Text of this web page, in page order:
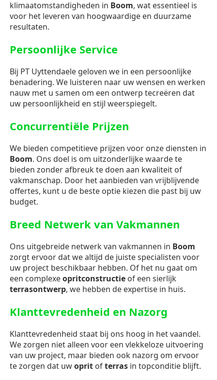
klimaatomstandigheden in Boom, wat essentieel is
voor het leveren van hoogwaardige en duurzame
resultaten.
Persoonlijke Service
Bij PT Uyttendaele geloven we in een persoonlijke
benadering. We luisteren naar uw wensen en werken
nauw met u samen om een ontwerp tecreëren dat
uw persoonlijkheid en stijl weerspiegelt.
Concurrentiële Prijzen
We bieden competitieve prijzen voor onze diensten in
Boom. Ons doel is om uitzonderlijke waarde te
bieden zonder afbreuk te doen aan kwaliteit of
vakmanschap. Door het aanbieden van vrijblijvende
offertes, kunt u de beste optie kiezen die past bij uw
budget.
Breed Netwerk van Vakmannen
Ons uitgebreide netwerk van vakmannen in Boom
zorgt ervoor dat we altijd de juiste specialisten voor
uw project beschikbaar hebben. Of het nu gaat om
een complexeopritconstructie of een sierlijk
terrasontwerp, we hebben de expertise in huis.
Klanttevredenheid en Nazorg
Klanttevredenheid staat bij ons hoog in het vaandel.
We zorgen niet alleen voor een vlekkeloze uitvoering
van uw project, maar bieden ook nazorg om ervoor
te zorgen dat uwoprit ofterras in topconditie blijft.